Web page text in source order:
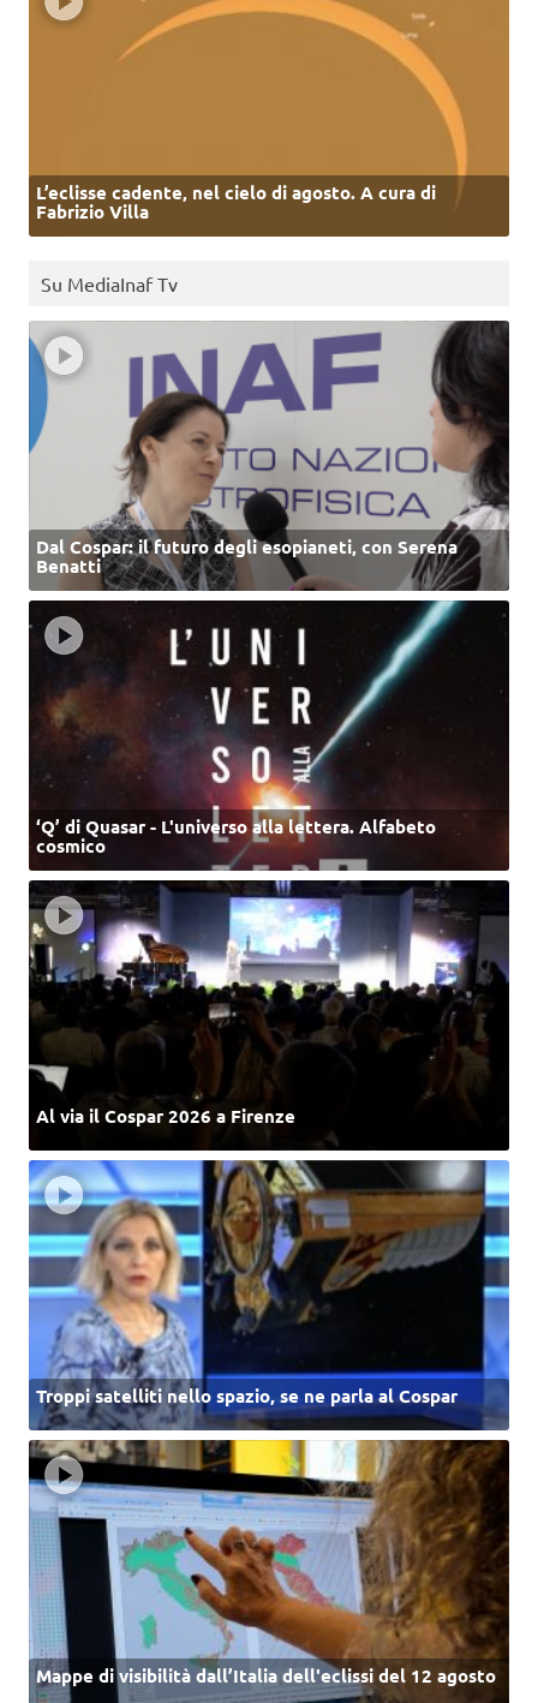
L’eclisse cadente, nel cielo di agosto. A cura di
Fabrizio Villa
Su MediaInaf Tv
Dal Cospar: il futuro degli esopianeti, con Serena
Benatti
‘Q’ di Quasar - L'universo alla lettera. Alfabeto
cosmico
Al via il Cospar 2026 a Firenze
Troppi satelliti nello spazio, se ne parla al Cospar
Mappe di visibilità dall’Italia dell'eclissi del 12 agosto